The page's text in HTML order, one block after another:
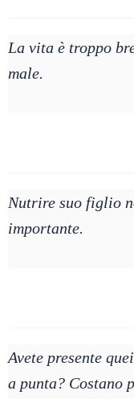
La vita è troppo
male.
Nutrire suo figlio
importante.
Avete presente
a punta? Costano